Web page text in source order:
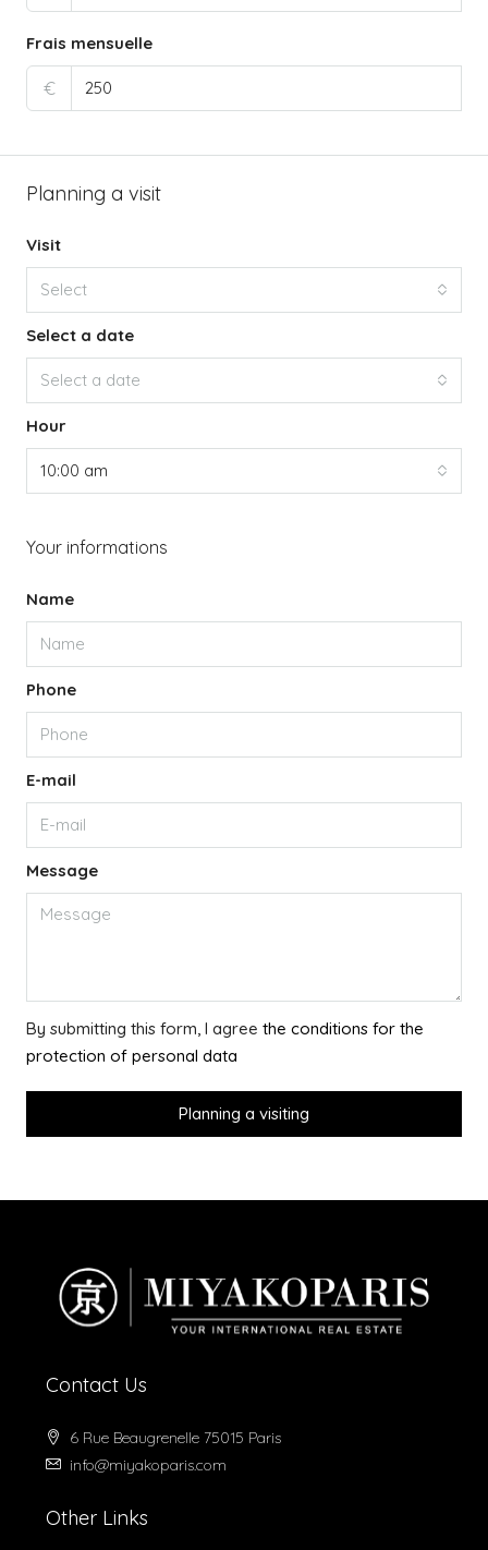
Frais mensuelle
€
Planning a visit
Visit
Select
Select a date
Select a date
Hour
10:00 am
Your informations
Name
Phone
E-mail
Message
By submitting this form, I agree the conditions for the
protection of personal data
Planning a visiting
Contact Us
6 Rue Beaugrenelle 75015 Paris
info@miyakoparis.com
Other Links